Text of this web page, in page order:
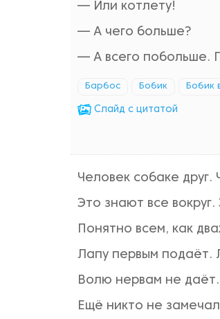
— Или котлету!
— А чего больше?
— А всего побольше.
Барбос Бобик Бобик
Cлайд с цитатой
Человек собаке друг.
Это знают все вокруг.
Понятно всем, как
Лапу первым подаёт.
Волю нервам не
Ещё никто не